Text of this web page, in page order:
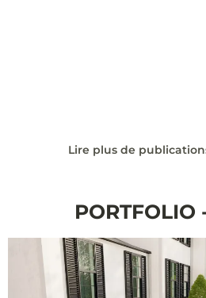
Lire plus de
PORTFOLIO